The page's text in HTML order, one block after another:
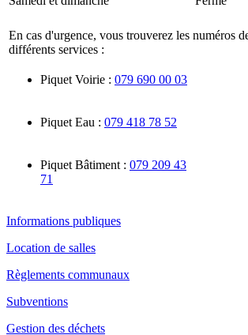
En cas d'urgence, vous trouverez les numéros
différents services :
Piquet Voirie : 079 690 00 03
Piquet Eau : 079 418 78 52
Piquet Bâtiment : 079 209 43
71
Informations publiques
Location de salles
Règlements communaux
Subventions
Gestion des déchets